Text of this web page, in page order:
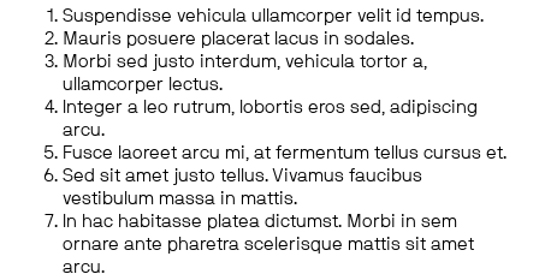
Suspendisse vehicula ullamcorper velit id tempus.
Mauris posuere placerat lacus in sodales.
Morbi sed justo interdum, vehicula tortor a,
ullamcorper lectus.
Integer a leo rutrum, lobortis eros sed, adipiscing
arcu.
Fusce laoreet arcu mi, at fermentum tellus cursus et.
Sed sit amet justo tellus. Vivamus faucibus
vestibulum massa in mattis.
In hac habitasse platea dictumst. Morbi in sem
ornare ante pharetra scelerisque mattis sit amet
arcu.